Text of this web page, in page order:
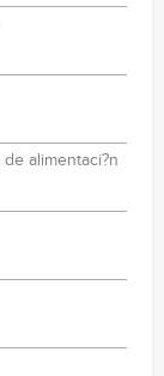
alimentaci?n